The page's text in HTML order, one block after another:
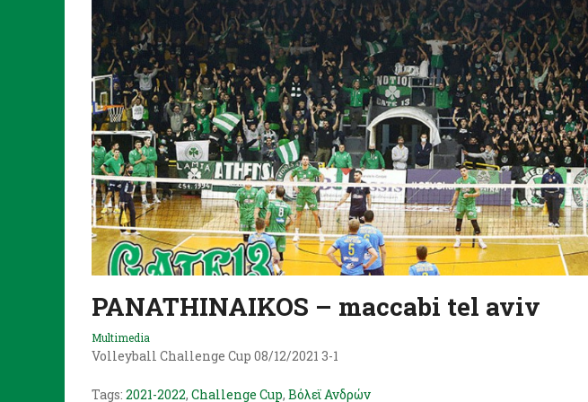
PANATHINAIKOS – maccabi tel aviv
Multimedia
Volleyball Challenge Cup 08/12/2021 3-1
Tags: 2021-2022, Challenge Cup, Βόλεϊ Ανδρών